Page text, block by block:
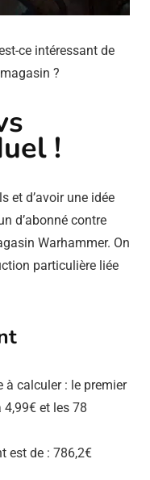
ce intéressant de
?
!
et d’avoir une idée
d’abonné contre
Warhammer. On
particulière liée
à calculer : le premier
4,99€ et les 78
est de : 786,2€